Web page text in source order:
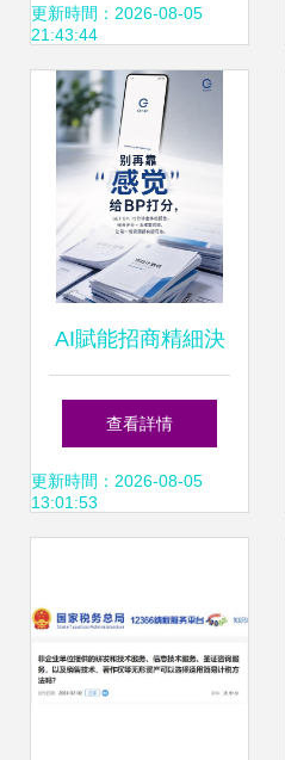
估與選擇指南
更新時間：2026-08-05
21:43:44
AI賦能招商精細決
策 愛筆智能助力科
技服務行業高質量
查看詳情
更新時間：2026-08-05
13:01:53